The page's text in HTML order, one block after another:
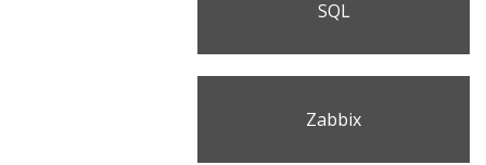
SQL
Zabbix